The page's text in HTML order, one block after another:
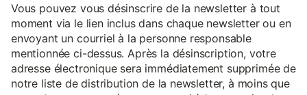
Vous pouvez vous désinscrire de la newsletter à tout
moment via le lien inclus dans chaque newsletter ou en
envoyant un courriel à la personne responsable
mentionnée ci-dessus. Après la désinscription, votre
adresse électronique sera immédiatement supprimée de
notre liste de distribution de la newsletter, à moins que